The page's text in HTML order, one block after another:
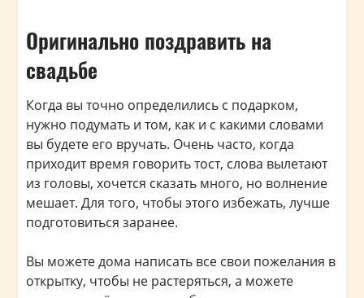
Оригинально поздравить на
свадьбе
Когда вы точно определились с подарком,
нужно подумать и том, как и с какими словами
вы будете его вручать. Очень часто, когда
приходит время говорить тост, слова вылетают
из головы, хочется сказать много, но волнение
мешает. Для того, чтобы этого избежать, лучше
подготовиться заранее.
Вы можете дома написать все свои пожелания в
открытку, чтобы не растеряться, а можете